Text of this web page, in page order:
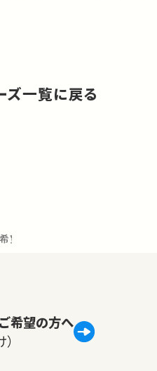
ズ一覧に戻る
望に変える)
希望の方へ